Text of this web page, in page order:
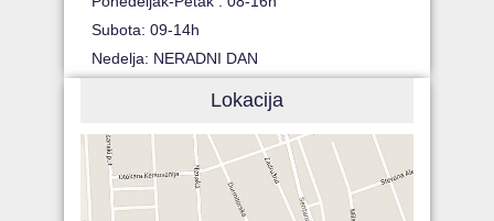
Subota: 09-14h
Nedelja: NERADNI DAN
Lokacija